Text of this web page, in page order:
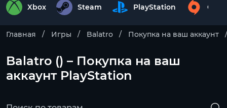
Xbox Steam PlayStation
Главная Игры Balatro Покупка на ваш аккаунт
Balatro () – Покупка на ваш
аккаунт PlayStation